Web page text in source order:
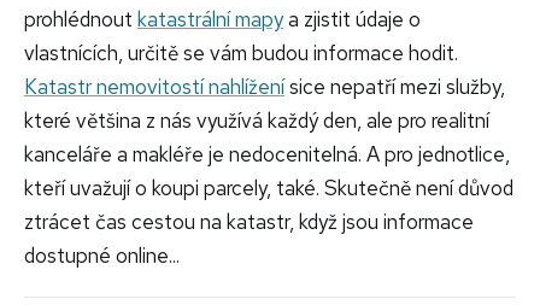
prohlédnout katastrální mapya zjistit údaje o
vlastnících, určitě se vám budou informace hodit.
Katastr nemovitostí nahlíženísice nepatří mezi služby,
které většina z nás využívá každý den, ale pro realitní
kanceláře a makléře je nedocenitelná. A pro jednotlice,
kteří uvažují o koupi parcely, také. Skutečně není důvod
ztrácet čas cestou na katastr, když jsou informace
dostupné online...